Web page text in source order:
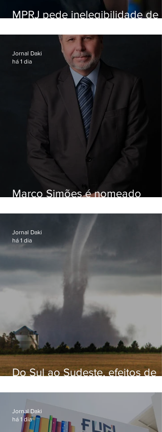
MPRJ pede inelegibilidade de
Marco Simões é nomeado
Jornal Daki
há 1 dia
Do Sul ao Sudeste, efeitos de
apreensão na população
Jornal Daki
há 1 dia
Jornal Daki
há 1 dia